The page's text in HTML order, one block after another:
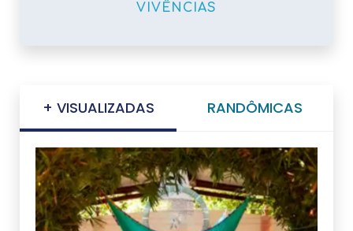
VIVÊNCIAS
+ VISUALIZADAS RANDÔMICAS